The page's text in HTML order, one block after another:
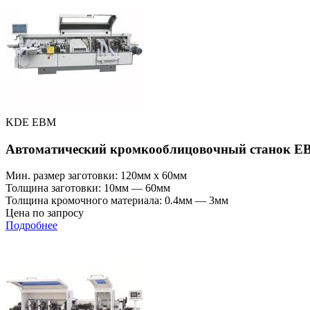
KDE EBM
Автоматический кромкооблицовочный станок
Мин. размер заготовки: 120мм x 60мм
Толщина заготовки: 10мм — 60мм
Толщина кромочного материала: 0.4мм — 3мм
Цена по запросу
Подробнее